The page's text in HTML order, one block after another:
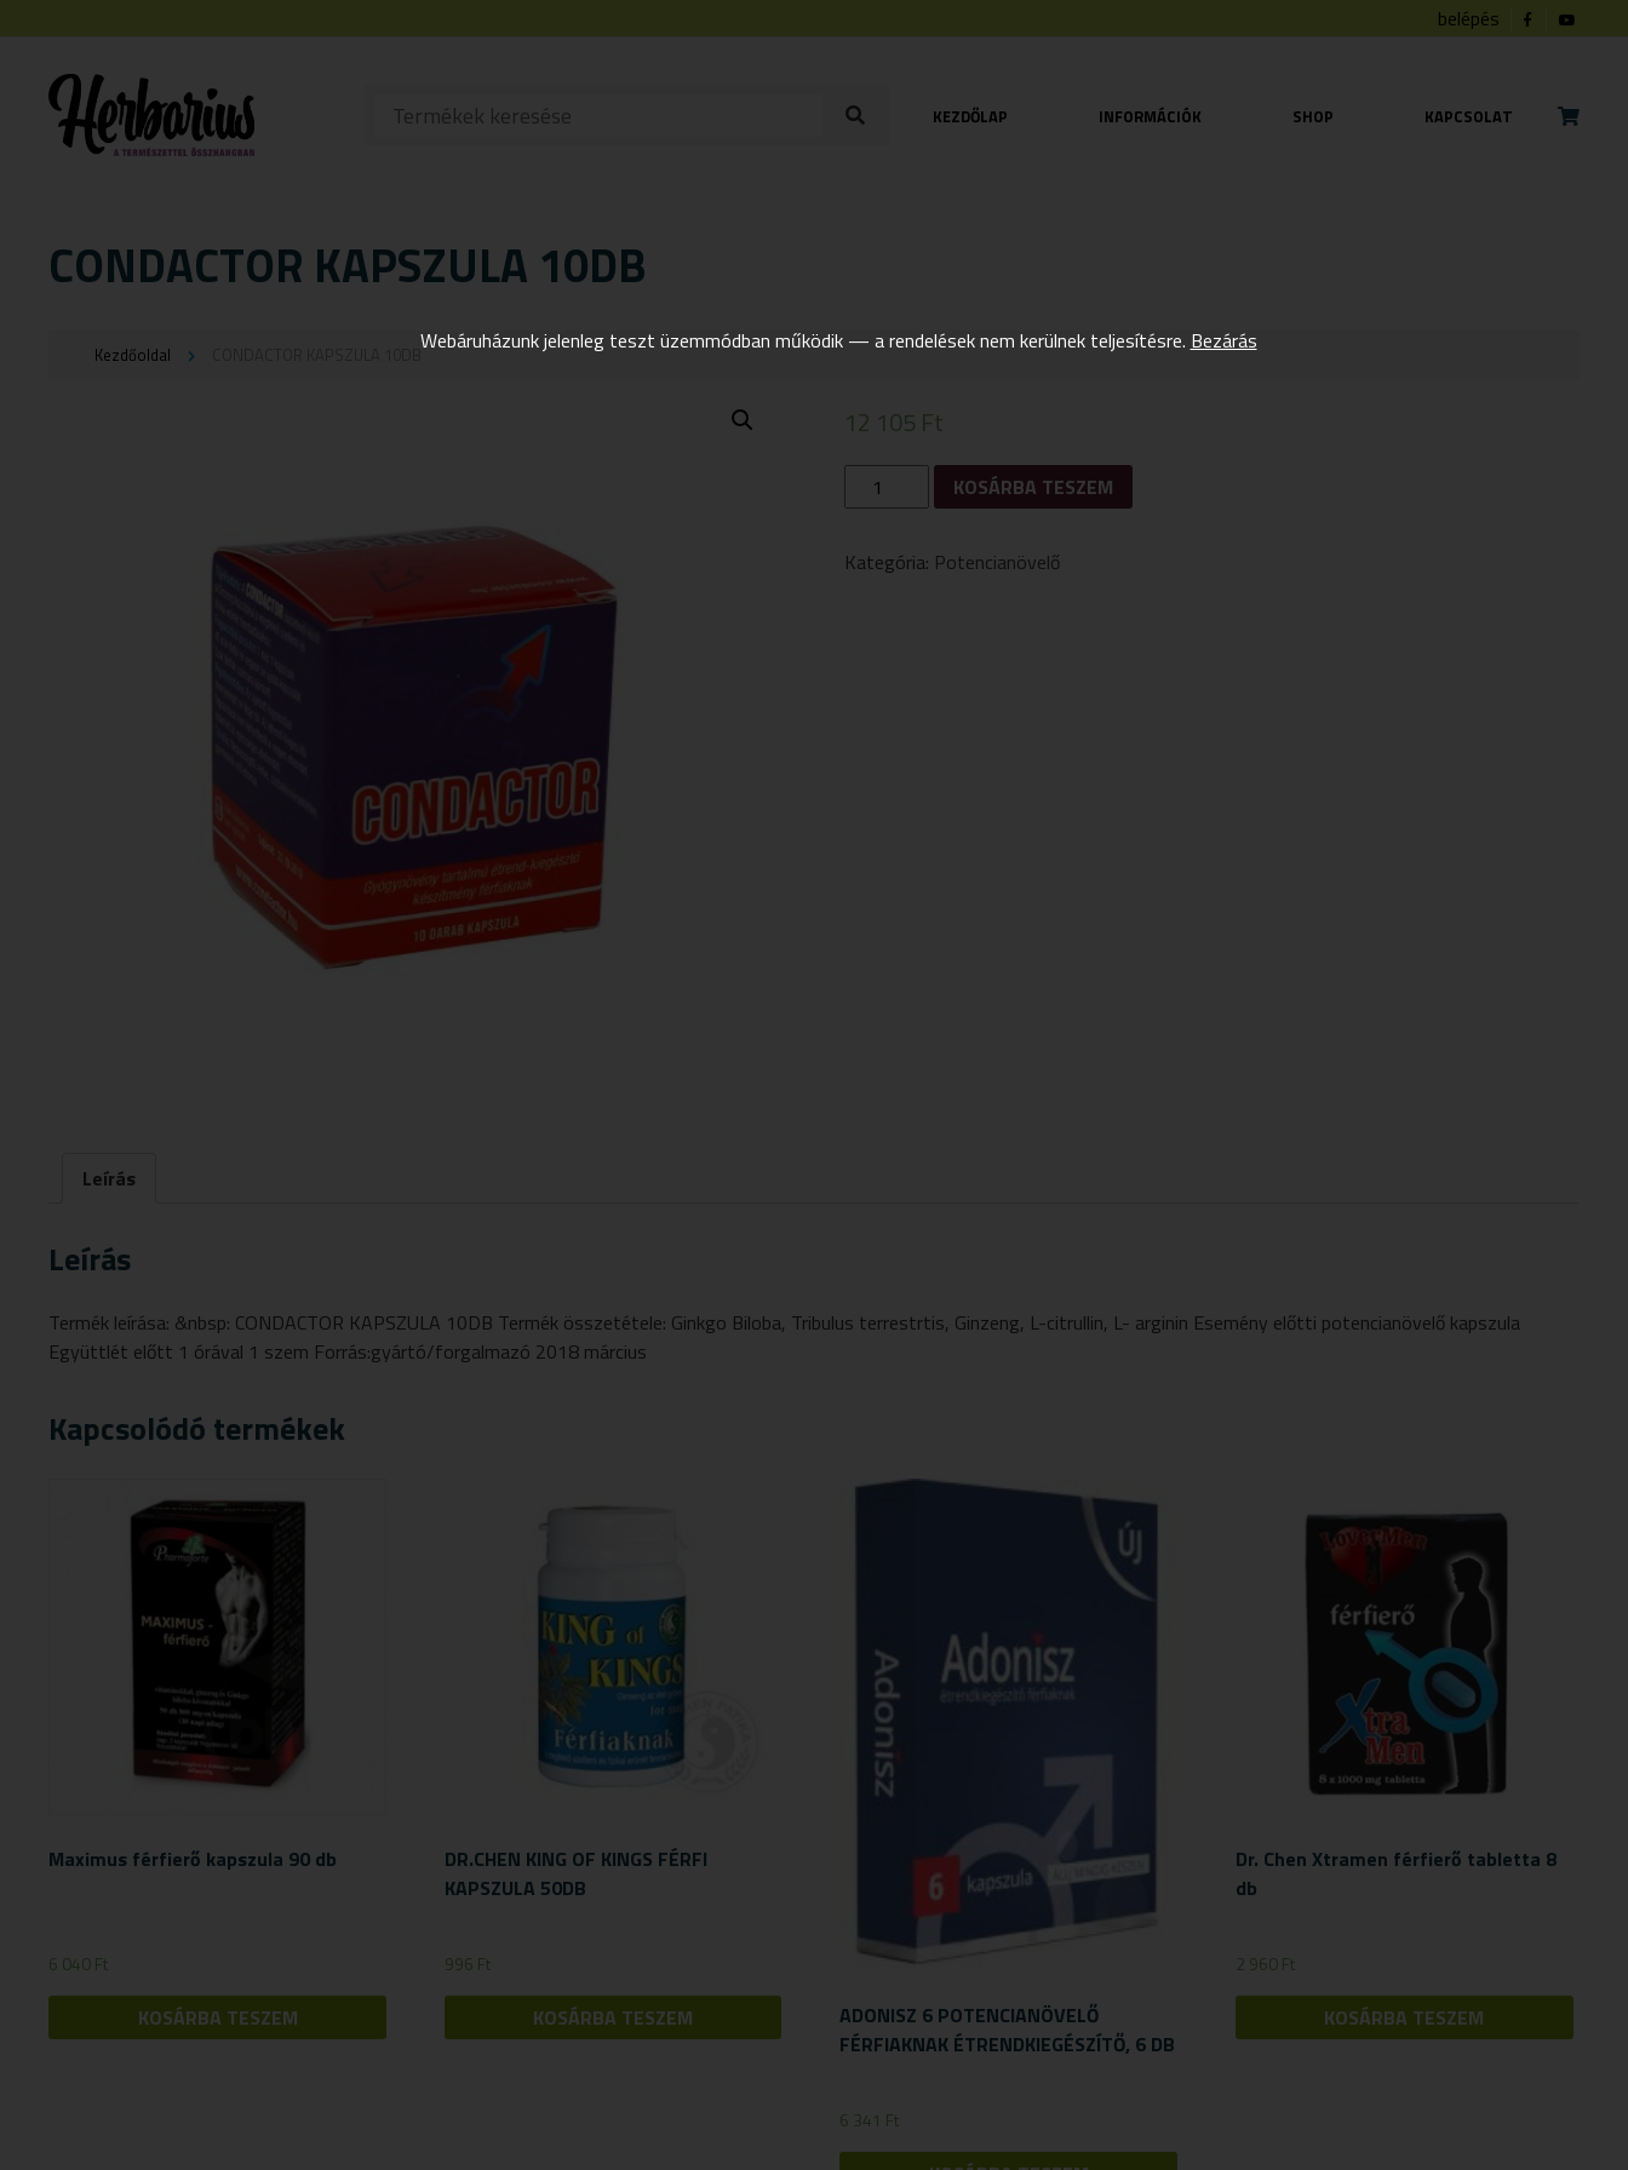
belépés
KEZDŐLAP INFORMÁCIÓK SHOP KAPCSOLAT
CONDACTOR KAPSZULA 10DB
Kezdőoldal
12 105 Ft
CONDACTOR
KAPSZULA
KOSÁRBA TESZEM
Kategória: Potencianövelő
Leírás
Leírás
Termék leírása: &nbsp: CONDACTOR KAPSZULA 10DB Termék összetétele: Ginkgo Biloba, Tribulus terrestrtis, Ginzeng, L-citrullin, L- arginin Esemény előtti potencianövelő kapszula
Együttlét előtt 1 órával 1 szem Forrás:gyártó/forgalmazó 2018 március
Kapcsolódó termékek
Maximus férfierő kapszula 90 db
6 040Ft
KOSÁRBA TESZEM
DR.CHEN KING OF KINGS FÉRFI
KAPSZULA 50DB
996 Ft
KOSÁRBA TESZEM
ADONISZ 6 POTENCIANÖVELŐ
FÉRFIAKNAK ÉTRENDKIEGÉSZÍTŐ, 6 DB
6 341 Ft
Dr. Chen Xtramen férfierő tabletta 8
db
2 960Ft
KOSÁRBA TESZEM
Webáruházunk jelenleg teszt üzemmódban működik — a rendelések nem kerülnek teljesítésre. Bezárás